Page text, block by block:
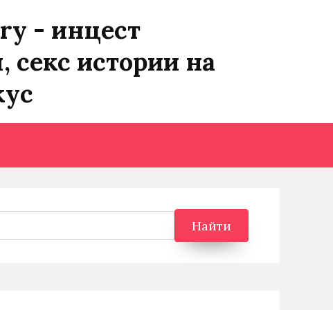
- инцест
секс истории на
Найти